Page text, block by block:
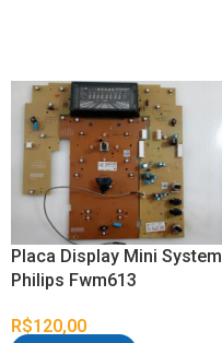
Placa Display Mini System
Philips Fwm613
R$120,00